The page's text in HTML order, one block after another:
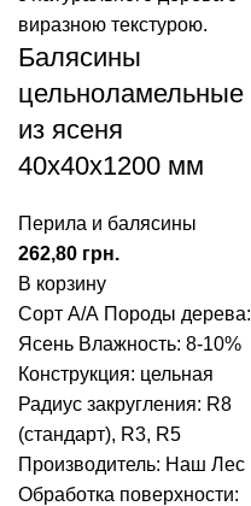
Балясины
цельноламельные
из ясеня
40x40x1200 мм
Перила и балясины
грн.
В корзину
Сорт А/А Породы дерева:
Ясень Влажность: 8-10%
Конструкция: цельная
Радиус закругления: R8
(стандарт), R3, R5
Производитель: Наш Лес
Обработка поверхности: